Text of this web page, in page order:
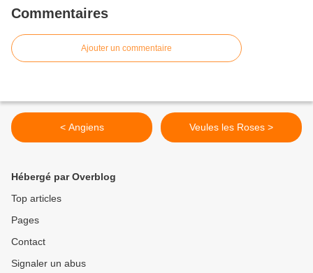
Commentaires
Ajouter un commentaire
< Angiens Veules les Roses >
Hébergé par Overblog
Top articles
Pages
Contact
Signaler un abus